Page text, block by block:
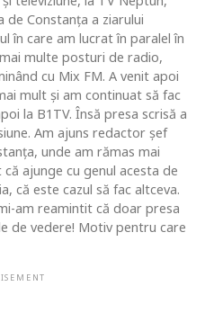
de Constanţa a ziarului
în care am lucrat în paralel în
multe posturi de radio,
cu Mix FM. A venit apoi
mult şi am continuat să fac
la B1TV. Însă presa scrisă a
Am ajuns redactor şef
unde am rămas mai
ajunge cu genul acesta de
că este cazul să fac altceva.
am reamintit că doar presa
de vedere! Motiv pentru care